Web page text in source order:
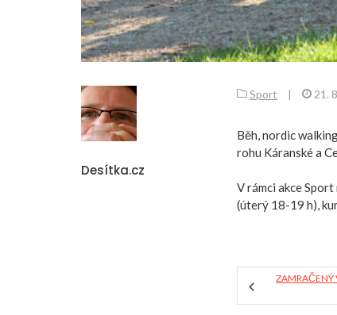
Desítka.cz
Sport | 21.
Běh, nordic
rohu Káranské a
V rámci akce
(úterý 18-19 h),
ZAMRAČENÝ